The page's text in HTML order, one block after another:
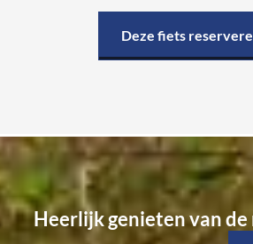
Deze fiets
Heerlijk genieten van de